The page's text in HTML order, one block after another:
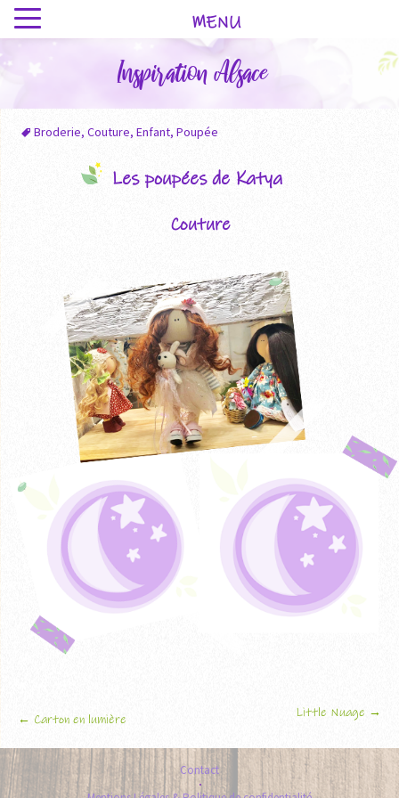
Inspiration Alsace
Broderie, Couture, Enfant, Poupée
Les poupées de Katya
Couture
Navigation
des
articles
← Carton en lumière Little Nuage →
Contact
MENU